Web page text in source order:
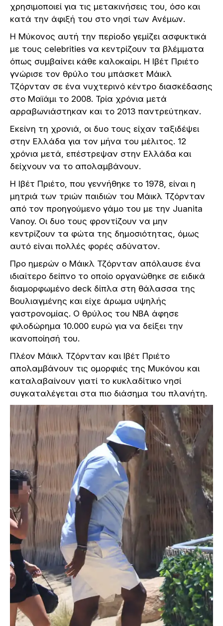
χρησιμοποιεί για τις μετακινήσεις του, όσο και
κατά την άφιξή του στο νησί των Ανέμων.
Η Μύκονος αυτή την περίοδο γεμίζει ασφυκτικά
με τους celebrities να κεντρίζουν τα βλέμματα
όπως συμβαίνει κάθε καλοκαίρι. Η Ιβέτ Πριέτο
γνώρισε τον θρύλο του μπάσκετ Μάικλ
Τζόρνταν σε ένα νυχτερινό κέντρο διασκέδασης
στο Μαϊάμι το 2008. Τρία χρόνια μετά
αρραβωνιάστηκαν και το 2013 παντρεύτηκαν.
Εκείνη τη χρονιά, οι δυο τους είχαν ταξιδέψει
στην Ελλάδα για τον μήνα του μέλιτος. 12
χρόνια μετά, επέστρεψαν στην Ελλάδα και
δείχνουν να το απολαμβάνουν.
Η Ιβέτ Πριέτο, που γεννήθηκε το 1978, είναι η
μητριά των τριών παιδιών του Μάικλ Τζόρνταν
από τον προηγούμενο γάμο του με την Juanita
Vanoy. Οι δυο τους φροντίζουν να μην
κεντρίζουν τα φώτα της δημοσιότητας, όμως
αυτό είναι πολλές φορές αδύνατον.
Προ ημερών ο Μάικλ Τζόρνταν απόλαυσε ένα
ιδιαίτερο δείπνο το οποίο οργανώθηκε σε ειδικά
διαμορφωμένο deck δίπλα στη θάλασσα της
Βουλιαγμένης και είχε άρωμα υψηλής
γαστρονομίας. Ο θρύλος του NBA άφησε
φιλοδώρημα 10.000 ευρώ για να δείξει την
ικανοποίησή του.
Πλέον Μάικλ Τζόρνταν και Ιβέτ Πριέτο
απολαμβάνουν τις ομορφιές της Μυκόνου και
καταλαβαίνουν γιατί το κυκλαδίτικο νησί
συγκαταλέγεται στα πιο διάσημα του πλανήτη.